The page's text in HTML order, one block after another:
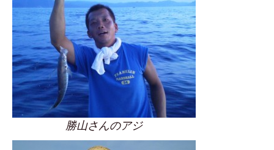
勝山さんのアジ